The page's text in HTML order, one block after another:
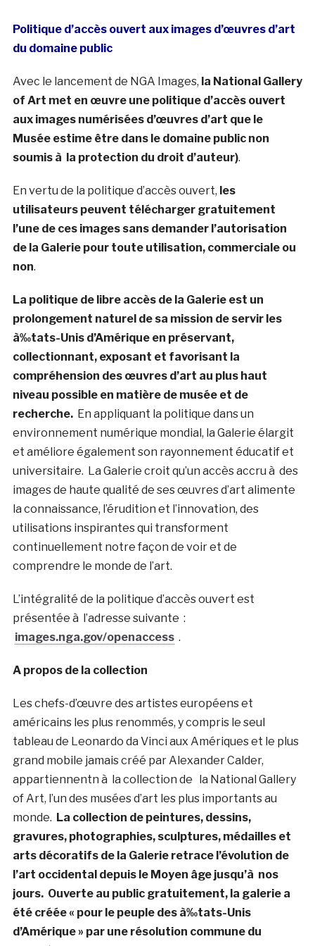
Politique d’accès ouvert aux images d’œuvres d’art
du domaine public
Avec le lancement de NGA Images, la National Gallery
of Art met en œuvre une politique d’accès ouvert
aux images numérisées d’œuvres d’art que le
Musée estime être dans le domaine public non
soumis à la protection du droit d’auteur).
En vertu de la politique d’accès ouvert, les
utilisateurs peuvent télécharger gratuitement
l’une de ces images sans demander l’autorisation
de la Galerie pour toute utilisation, commerciale ou
non.
La politique de libre accès de la Galerie est un
prolongement naturel de sa mission de servir les
à‰tats-Unis d’Amérique en préservant,
collectionnant, exposant et favorisant la
compréhension des œuvres d’art au plus haut
niveau possible en matière de musée et de
recherche.En appliquant la politique dans un
environnement numérique mondial, la Galerie élargit
et améliore également son rayonnement éducatif et
universitaire. La Galerie croit qu’un accès accru à des
images de haute qualité de ses œuvres d’art alimente
la connaissance, l’érudition et l’innovation, des
utilisations inspirantes qui transforment
continuellement notre façon de voir et de
comprendre le monde de l’art.
L’intégralité de la politique d’accès ouvert est
présentée à l’adresse suivante :
images.nga.gov/openaccess.
A propos de la collection
Les chefs-d’œuvre des artistes européens et
américains les plus renommés, y compris le seul
tableau de Leonardo da Vinci aux Amériques et le plus
grand mobile jamais créé par Alexander Calder,
appartiennentn à la collection de la National Gallery
of Art, l’un des musées d’art les plus importants au
monde. La collection de peintures, dessins,
gravures, photographies, sculptures, médailles et
arts décoratifs de la Galerie retrace l’évolution de
l’art occidental depuis le Moyen âge jusqu’à nos
jours. Ouverte au public gratuitement, la galerie a
été créée « pour le peuple des à‰tats-Unis
d’Amérique » par une résolution commune du